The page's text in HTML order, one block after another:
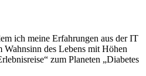
ich meine Erfahrungen aus der IT
des Lebens mit Höhen
zum Planeten „Diabetes